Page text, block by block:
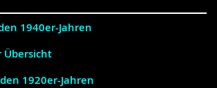
1940er-Jahren
Übersicht
1920er-Jahren